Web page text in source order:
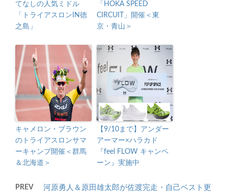
てなしの人気ミドル
「トライアスロンIN徳
之島」
「HOKA SPEED
CIRCUIT」開催＜東
京・青山＞
キャメロン・ブラウン
のトライアスロンサマ
ーキャンプ開催＜群馬
＆北海道＞
【9/10まで】アンダー
アーマー×ハラカド
『feel FLOW キャンペ
ーン』実施中
PREV
河原勇人＆原田雄太郎が佐渡完走・自己ベスト更